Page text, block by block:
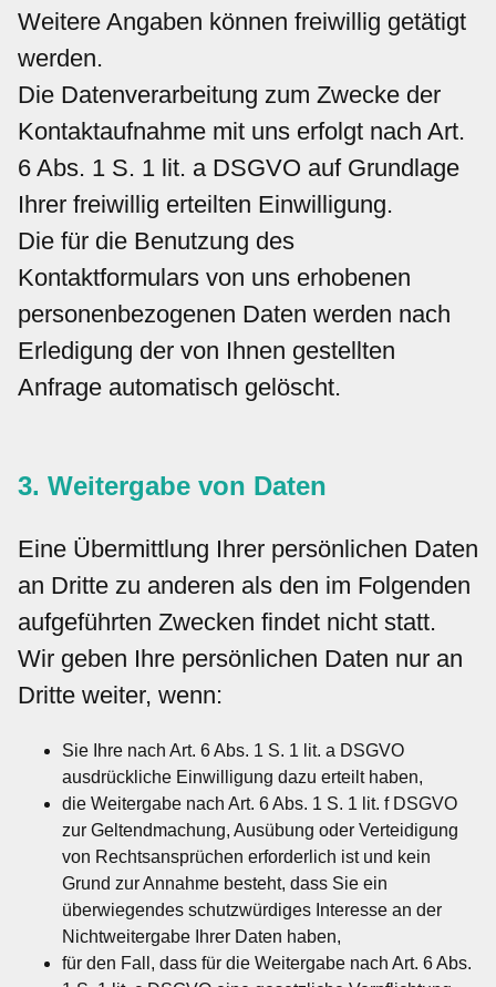
Weitere Angaben können freiwillig getätigt
werden.
Die Datenverarbeitung zum Zwecke der
Kontaktaufnahme mit uns erfolgt nach Art.
6 Abs. 1 S. 1 lit. a DSGVO auf Grundlage
Ihrer freiwillig erteilten Einwilligung.
Die für die Benutzung des
Kontaktformulars von uns erhobenen
personenbezogenen Daten werden nach
Erledigung der von Ihnen gestellten
Anfrage automatisch gelöscht.
3. Weitergabe von Daten
Eine Übermittlung Ihrer persönlichen Daten
an Dritte zu anderen als den im Folgenden
aufgeführten Zwecken findet nicht statt.
Wir geben Ihre persönlichen Daten nur an
Dritte weiter, wenn:
Sie Ihre nach Art. 6 Abs. 1 S. 1 lit. a DSGVO
ausdrückliche Einwilligung dazu erteilt haben,
die Weitergabe nach Art. 6 Abs. 1 S. 1 lit. f DSGVO
zur Geltendmachung, Ausübung oder Verteidigung
von Rechtsansprüchen erforderlich ist und kein
Grund zur Annahme besteht, dass Sie ein
überwiegendes schutzwürdiges Interesse an der
Nichtweitergabe Ihrer Daten haben,
für den Fall, dass für die Weitergabe nach Art. 6 Abs.